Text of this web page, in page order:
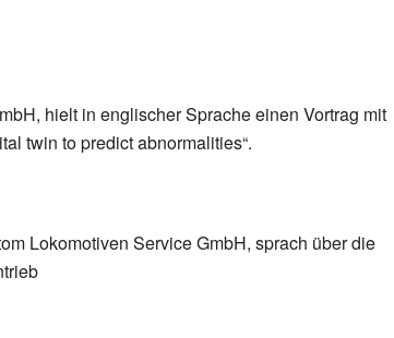
hielt in englischer Sprache einen Vortrag mit
twin to predict abnormalities“.
Lokomotiven Service GmbH, sprach über die